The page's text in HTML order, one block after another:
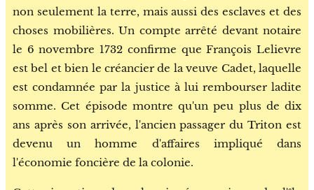
non seulement la terre, mais aussi des esclaves et des
choses mobilières. Un compte arrêté devant notaire
le 6 novembre 1732 confirme que François Lelievre
est bel et bien le créancier de la veuve Cadet, laquelle
est condamnée par la justice à lui rembourser ladite
somme. Cet épisode montre qu'un peu plus de dix
ans après son arrivée, l'ancien passager du Triton est
devenu un homme d'affaires impliqué dans
l'économie foncière de la colonie.